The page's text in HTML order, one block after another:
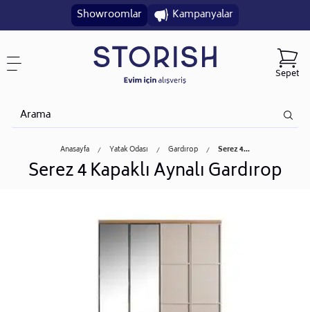
Showroomlar Kampanyalar
Sepet
Anasayfa Yatak Odası Gardırop Serez 4...
Serez 4 Kapaklı Aynalı Gardırop